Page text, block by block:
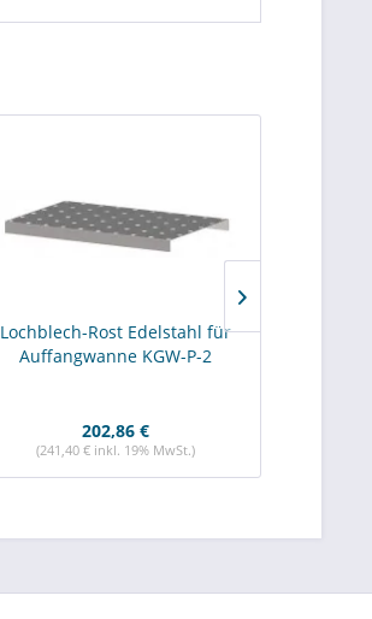
Lochblech-Rost Edelstahl für
Auffangwanne KGW-P-2
202,86 €
(241,40 € inkl. 19% MwSt.)